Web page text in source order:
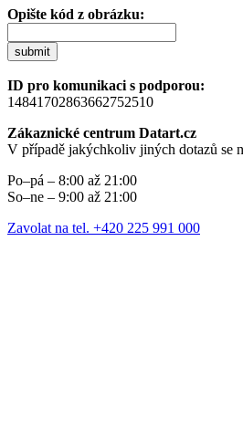
Opište kód z obrázku:
submit
ID pro komunikaci s podporou:
14841702863662752510
Zákaznické centrum Datart.cz
V případě jakýchkoliv jiných dotazů se
Po–pá – 8:00 až 21:00
So–ne – 9:00 až 21:00
Zavolat na tel. +420 225 991 000